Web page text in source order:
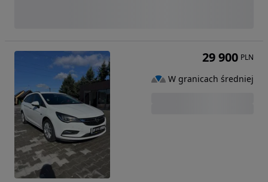
29 900 PLN
W granicach średniej